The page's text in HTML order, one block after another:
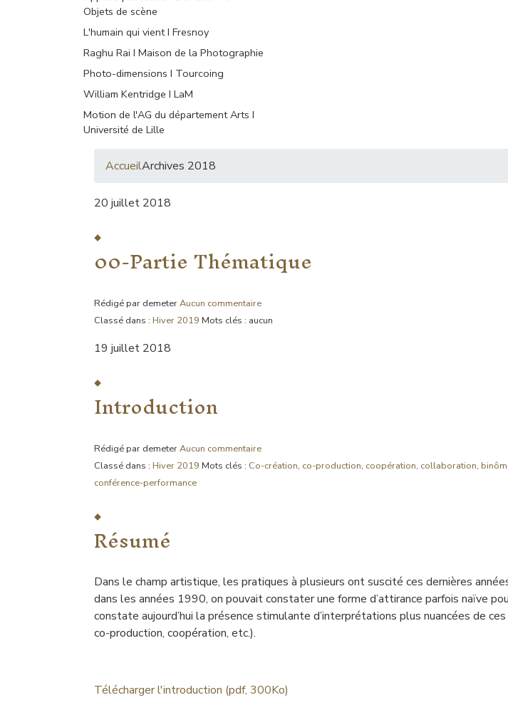
Objets de scène
L'humain qui vient I Fresnoy
Raghu Rai I Maison de la Photographie
Photo-dimensions I Tourcoing
William Kentridge I LaM
Motion de l'AG du département Arts I
Université de Lille
AccueilArchives 2018
20 juillet 2018
00-Partie Thématique
Rédigé par demeterAucun commentaire
Classé dans : Hiver 2019 Mots clés : aucun
19 juillet 2018
Introduction
Rédigé par demeterAucun commentaire
Classé dans : Hiver 2019 Mots clés : Co-création, co-production, coopération, collaboration,
conférence-performance
Résumé
Dans le champ artistique, les pratiques à plusieurs ont suscité ces dernières
dans les années 1990, on pouvait constater une forme d’attirance parfois naïve
constate aujourd’hui la présence stimulante d’interprétations plus nuancées de
co-production, coopération, etc.).
Télécharger l'introduction (pdf, 300Ko)